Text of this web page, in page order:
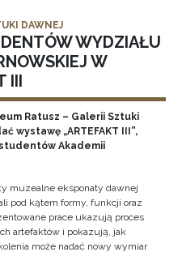
DAWNEJ
WYDZIAŁU
W
III
Ratusz – Galerii Sztuki
wystawę „ARTEFAKT III”,
Akademii
muzealne eksponaty dawnej
pod kątem formy, funkcji oraz
prace ukazują proces
artefaktów i pokazują, jak
może nadać nowy wymiar